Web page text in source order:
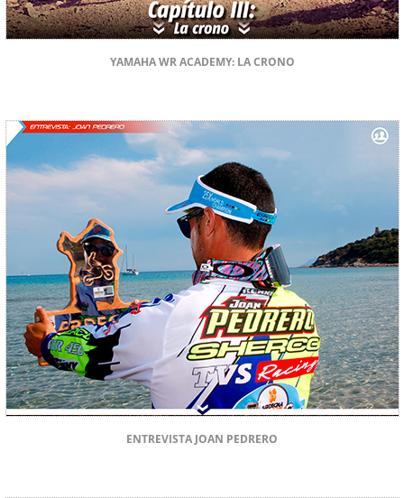
YAMAHA WR ACADEMY: LA CRONO
ENTREVISTA JOAN PEDRERO